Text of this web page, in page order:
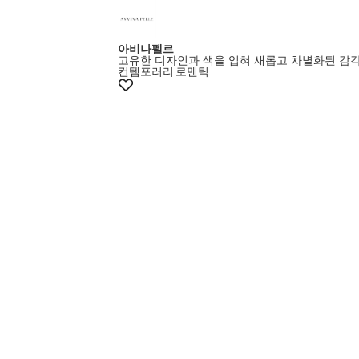
아비나펠르
고유한 디자인과 색을 입혀 새롭고 차별화된 감
컨템포러리 로맨틱